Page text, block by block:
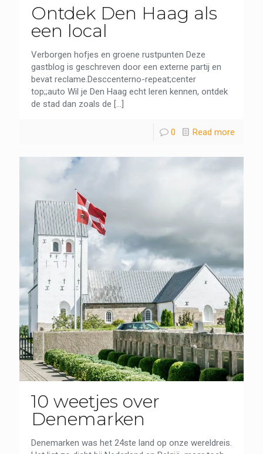
Ontdek Den Haag als
een local
Verborgen hofjes en groene rustpunten Deze
gastblog is geschreven door een externe partij en
bevat reclame.Desccenterno-repeat;center
top;;auto Wil je Den Haag echt leren kennen, ontdek
de stad dan zoals de […]
0 Read more
10 weetjes over
Denemarken
Denemarken was het 24ste land op onze wereldreis.